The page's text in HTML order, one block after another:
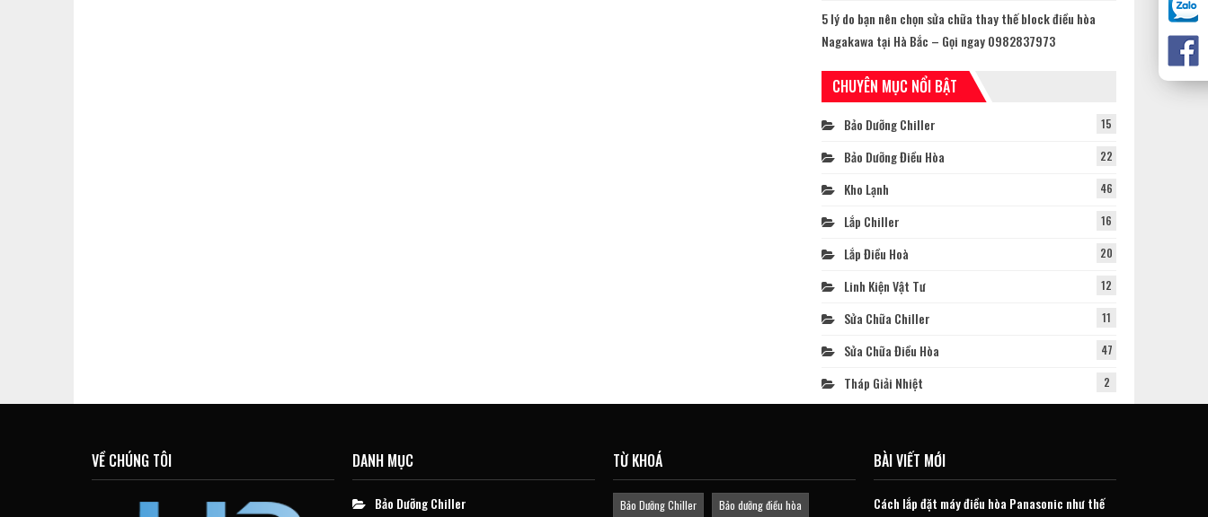
5 lý do bạn nên chọn sửa chữa thay thế block điều hòa
Nagakawa tại Hà Bắc – Gọi ngay 0982837973
CHUYÊN MỤC NỔI BẬT
Bảo Dưỡng Chiller 15
Bảo Dưỡng Điều Hòa 22
Kho Lạnh 46
Lắp Chiller 16
Lắp Điều Hoà 20
Linh Kiện Vật Tư 12
Sửa Chữa Chiller 11
Sửa Chữa Điều Hòa 47
Tháp Giải Nhiệt 2
VỀ CHÚNG TÔI DANH MỤC
Bảo Dưỡng Chiller
TỪ KHOÁ
Bảo Dưỡng Chiller Bảo dưỡng điều hòa
BÀI VIẾT MỚI
Cách lắp đặt máy điều hòa Panasonic như thế